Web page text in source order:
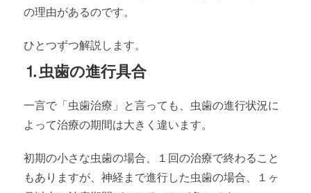
の理由があるのです。
ひとつずつ解説します。
⒈虫歯の進行具合
一言で「虫歯治療」と言っても、虫歯の進行状況に
よって治療の期間は大きく違います。
初期の小さな虫歯の場合、１回の治療で終わること
もありますが、神経まで進行した虫歯の場合、１ヶ